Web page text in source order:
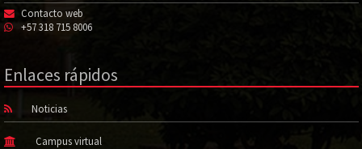
Contacto web
+57 318 715 8006
Enlaces rápidos
Noticias
Campus virtual